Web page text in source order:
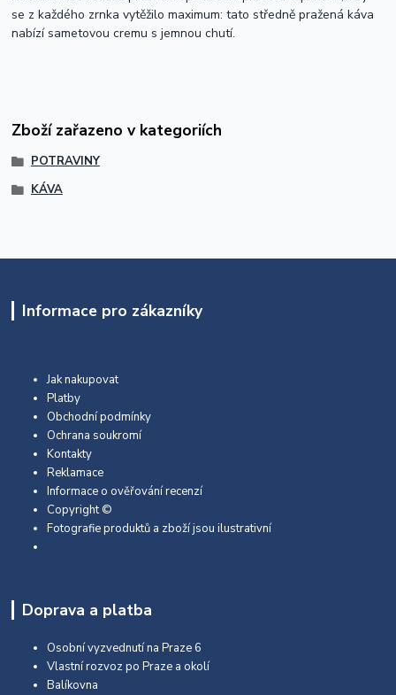
se z každého zrnka vytěžilo maximum: tato středně pražená káva
nabízí sametovou cremu s jemnou chutí.
Zboží zařazeno v kategoriích
POTRAVINY
KÁVA
Informace pro zákazníky
Jak nakupovat
Platby
Obchodní podmínky
Ochrana soukromí
Kontakty
Reklamace
Informace o ověřování recenzí
Copyright ©
Fotografie produktů a zboží jsou ilustrativní
Doprava a platba
Osobní vyzvednutí na Praze 6
Vlastní rozvoz po Praze a okolí
Balíkovna